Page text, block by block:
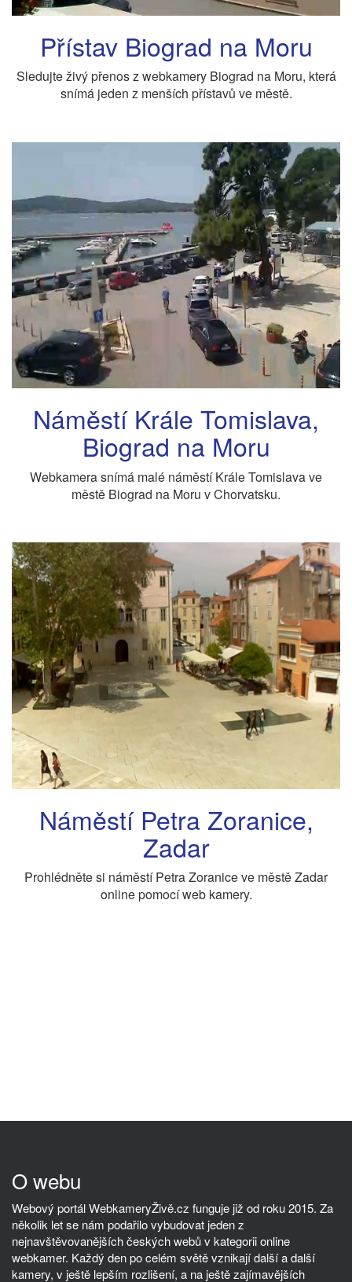
Přístav Biograd na Moru
Sledujte živý přenos z webkamery Biograd na Moru, která
snímá jeden z menších přístavů ve městě.
Náměstí Krále Tomislava,
Biograd na Moru
Webkamera snímá malé náměstí Krále Tomislava ve
městě Biograd na Moru v Chorvatsku.
Náměstí Petra Zoranice,
Zadar
Prohlédněte si náměstí Petra Zoranice ve městě Zadar
online pomocí web kamery.
O webu
Webový portál WebkameryŽivě.cz funguje již od roku 2015. Za
několik let se nám podařilo vybudovat jeden z
nejnavštěvovanějších českých webů v kategorii online
webkamer. Každý den po celém světě vznikají další a další
kamery, v ještě lepším rozlišení, a na ještě zajímavějších